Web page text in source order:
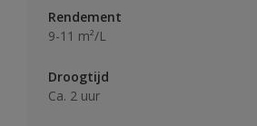
Rendement
9-11 m²/L
Droogtijd
Ca. 2 uur